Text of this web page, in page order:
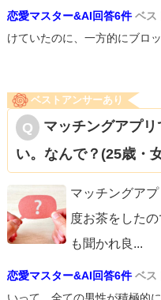
恋愛マスター&AI回答6件 ベス
けていたのに、一方的にブロ
ベストアンサーあり
マッチングアプ
い。なんで？(25歳・女
マッチングア
度お茶をした
も聞かれ良 ...
恋愛マスター&AI回答6件 ベス